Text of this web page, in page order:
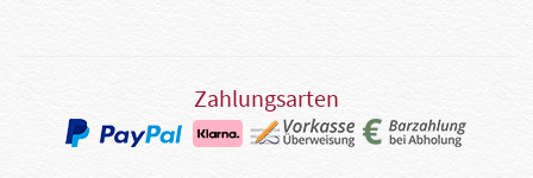
Zahlungsarten